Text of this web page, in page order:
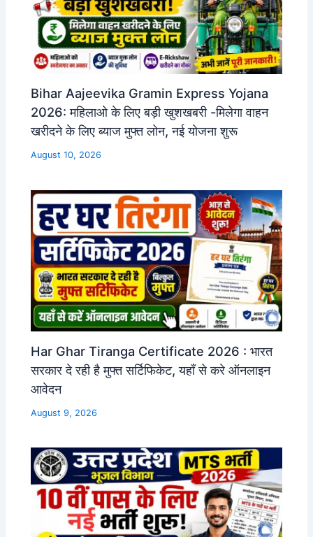
Bihar Aajeevika Gramin Express Yojana
2026: महिलाओ के लिए बड़ी खुशखबरी -मिलेगा वाहन
खरीदने के लिए ब्याज मुफ्त लोन, नई योजना शुरू
August 10, 2026
Har Ghar Tiranga Certificate 2026 : भारत
सरकार दे रही है मुफ्त सर्टिफिकेट, यहाँ से करे ऑनलाइन
आवेदन
August 9, 2026